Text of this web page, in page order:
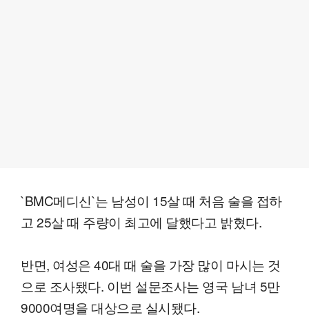
`BMC메디신`는 남성이 15살 때 처음 술을 접하
고 25살 때 주량이 최고에 달했다고 밝혔다.
반면, 여성은 40대 때 술을 가장 많이 마시는 것
으로 조사됐다. 이번 설문조사는 영국 남녀 5만
9000여명을 대상으로 실시됐다.